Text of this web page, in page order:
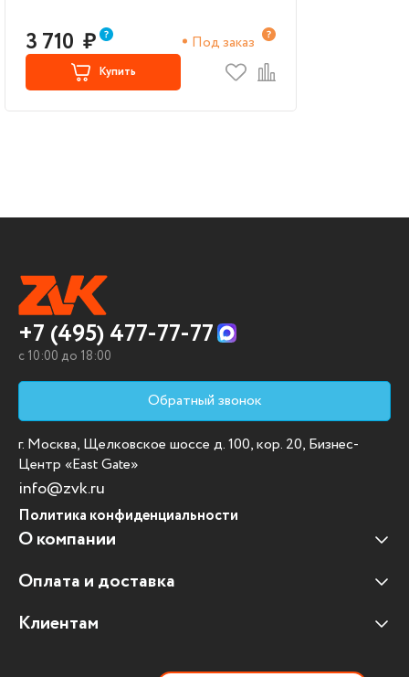
3 710 ₽ Под заказ
Купить
+7 (495) 477-77-77
c 10:00 до 18:00
Обратный звонок
г. Москва, Щелковское шоссе д. 100, кор. 20, Бизнес-
Центр «East Gate»
info@zvk.ru
Политика конфиденциальности
О компании
Наши клиенты
Отзывы клиентов
Оплата и доставка
Оплата и доставка
Клиентам